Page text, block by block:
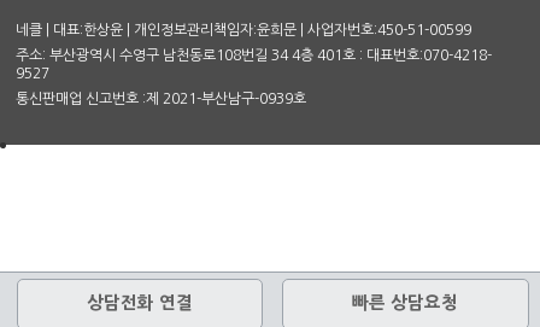
네클 | 대표:한상윤 | 개인정보관리책임자:윤희문 | 사업자번호:450-51-00599
주소: 부산광역시 수영구 남천동로108번길 34 4층 401호 : 대표번호:070-4218-
9527
통신판매업 신고번호 :제 2021-부산남구-0939호
상담전화 연결 빠른 상담요청